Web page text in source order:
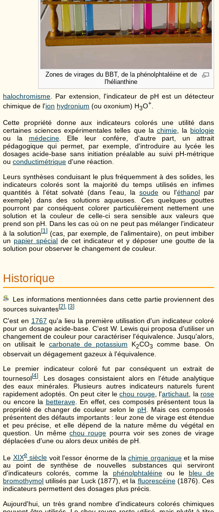
Zones de virages du BBT, de la phénolphtaléine et de
l'hélianthine
halochromisme . Par extension, l'indicateur de pH est un détecteur
chimique de l'ion hydronium (ou oxonium) H3O+
Cette propriété donne aux indicateurs colorés une utilité dans
certaines sciences expérimentales telles que la chimie, la biologie
ou la médecine. Elle leur confère, d'autre part, un attrait
pédagogique qui permet, par exemple, d'introduire au lycée les
dosages acide-base sans initiation préalable au suivi pH-métrique
ou conductimétrique d'une réaction.
Leurs synthèses conduisant le plus fréquemment à des solides, les
indicateurs colorés sont la majorité du temps utilisés en infimes
quantités à l'état solvaté (dans l'eau, la soudeou l'éthanolpar
exemple) dans des solutions aqueuses. Ces quelques gouttes
pourront par conséquent colorer particulièrement nettement une
solution et la couleur de celle-ci sera sensible aux valeurs que
prend son pH. Dans les cas où on ne peut pas mélanger l'indicateur
à la solution[1 ](cas, par exemple, de l'alimentaire), on peut imbiber
un papier spécial de cet indicateur et y déposer une goutte de la
solution pour observer le changement de couleur.
Historique
Les informations mentionnées dans cette partie proviennent des
sources suivantes[2], [3]
C'est en 1767 qu'a lieu la première utilisation d'un indicateur coloré
pour un dosage acide-base. C'est W. Lewis qui proposa d'utiliser un
changement de couleur pour caractériser l'équivalence. Jusqu'alors,
on utilisait le carbonate de potassium K2CO3 comme base. On
observait un dégagement gazeux à l'équivalence.
Le premier indicateur coloré fut par conséquent un extrait de
tournesol[4]
. Les dosages consistaient alors en l'étude analytique
des eaux minérales. Plusieurs autres indicateurs naturels furent
rapidement adoptés. On peut citer lechou rouge, l'artichaut , la rose
ou encore la betterave. En effet, ces composés présentent tous la
propriété de changer de couleur selon le pH . Mais ces composés
présentent des défauts importants : leur zone de virage est étendue
et peu précise, et elle dépend de la nature même du végétal en
question. Un mêmechou rouge pourra voir ses zones de virage
déplacées d'une ou alors deux unités de pH.
Le XIXesiècle voit l'essor énorme de la chimie organiqueet la mise
au point de synthèse de nouvelles substances qui serviront
d'indicateurs colorés, comme la phénolphtaléineou le bleu de
bromothymol utilisés par Luck (1877), et la fluorescéine(1876). Ces
indicateurs permettent des dosages plus précis.
Aujourd'hui, un très grand nombre d'indicateurs colorés chimiques